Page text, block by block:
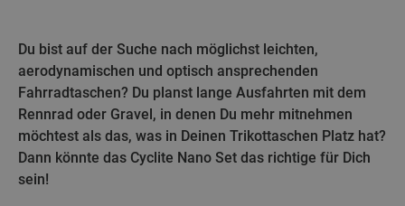
Du bist auf der Suche nach möglichst leichten,
aerodynamischen und optisch ansprechenden
Fahrradtaschen? Du planst lange Ausfahrten mit dem
Rennrad oder Gravel, in denen Du mehr mitnehmen
möchtest als das, was in Deinen Trikottaschen Platz hat?
Dann könnte das Cyclite Nano Set das richtige für Dich
sein!